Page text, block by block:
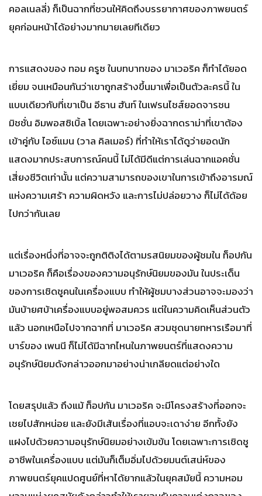
คอลเนลลี่) ก็เป็นฉากที่ชวนให้คิดถึงบรรยากาศของภาพยนตร์
ยุคก่อนหน้าได้อย่างมากมายเลยทีเดียว
การแสดงของ ทอม ครูซ ในบทบาทของ มาเวอริค ก็ทำได้ยอด
เยี่ยม จนเหมือนกันว่าเขาถูกสร้างขึ้นมาเพื่อเป็นตัวละครนี้ ใน
แบบเดียวกับที่เขาเป็น อีธาน ฮันท์ ในเฟรนไชส์ยอดจารชน
มิชชั่น อิมพอสซิเบิ้ล โดยเฉพาะอย่างยิ่งฉากดราม่าที่เขาต้อง
เข้าคู่กับ ไอซ์แมน (วาล คิลเมอร์) ที่ทำให้เราได้ดูว่ายอดนัก
แสดงมากประสบการณ์คนนี้ ไม่ได้มีดีแต่การเล่นฉากแอคชั่น
เสี่ยงชีวิตเท่านั้น แต่ความสามารถของเขาในการเข้าถึงอารมณ์
แห่งความเศร้า ความผิดหวัง และการไม่ปล่อยวาง ก็ไม่ได้ด้อย
ไปกว่ากันเลย
แต่เรื่องหนึ่งที่อาจจะถูกติติงได้ตามรสนิยมของผู้ชมใน ท็อปกัน
มาเวอริค ก็คือเรื่องของความอนุรักษ์นิยมของมัน ในประเด็น
ของการเชิดชูคนในเครื่องแบบ ทำให้ผู้ชมบางส่วนอาจจะมองว่า
มันบ้ายศบ้าเครื่องแบบอยู่พอสมควร แต่ในความคิดเห็นส่วนตัว
แล้ว นอกเหนือไปจากฉากที่ มาเวอริค สวมชุดนายทหารเรือมาที่
บาร์ของ เพนนี ก็ไม่ได้มีฉากไหนในภาพยนตร์ที่แสดงความ
อนุรักษ์นิยมดังกล่าวออกมาอย่างน่าเกลียดแต่อย่างใด
โดยสรุปแล้ว ถึงแม้ ท็อปกัน มาเวอริค จะมีโครงสร้างที่ออกจะ
เชยไปสักหน่อย และยังมีเส้นเรื่องที่แอบจะเดาง่าย อีกทั้งยัง
แฝงไปด้วยความอนุรักษ์นิยมอย่างเข้มข้น โดยเฉพาะการเชิดชู
อาชีพในเครื่องแบบ แต่มันก็เต็มอิ่มไปด้วยมนต์เสน่ห์ของ
ภาพยนตร์ยุคแปดศูนย์ที่หาได้ยากแล้วในยุคสมัยนี้ ความหอม